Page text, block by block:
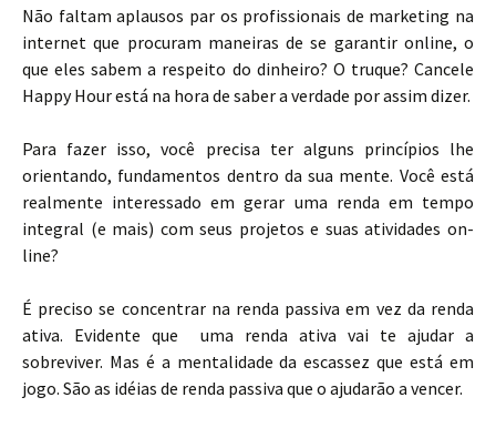
Não faltam aplausos par os profissionais de marketing na
internet que procuram maneiras de se garantir online, o
que eles sabem a respeito do dinheiro? O truque? Cancele
Happy Hour está na hora de saber a verdade por assim dizer.
Para fazer isso, você precisa ter alguns princípios lhe
orientando, fundamentos dentro da sua mente. Você está
realmente interessado em gerar uma renda em tempo
integral (e mais) com seus projetos e suas atividades on-
line?
É preciso se concentrar na renda passiva em vez da renda
ativa. Evidente que uma renda ativa vai te ajudar a
sobreviver. Mas é a mentalidade da escassez que está em
jogo. São as idéias de renda passiva que o ajudarão a vencer.